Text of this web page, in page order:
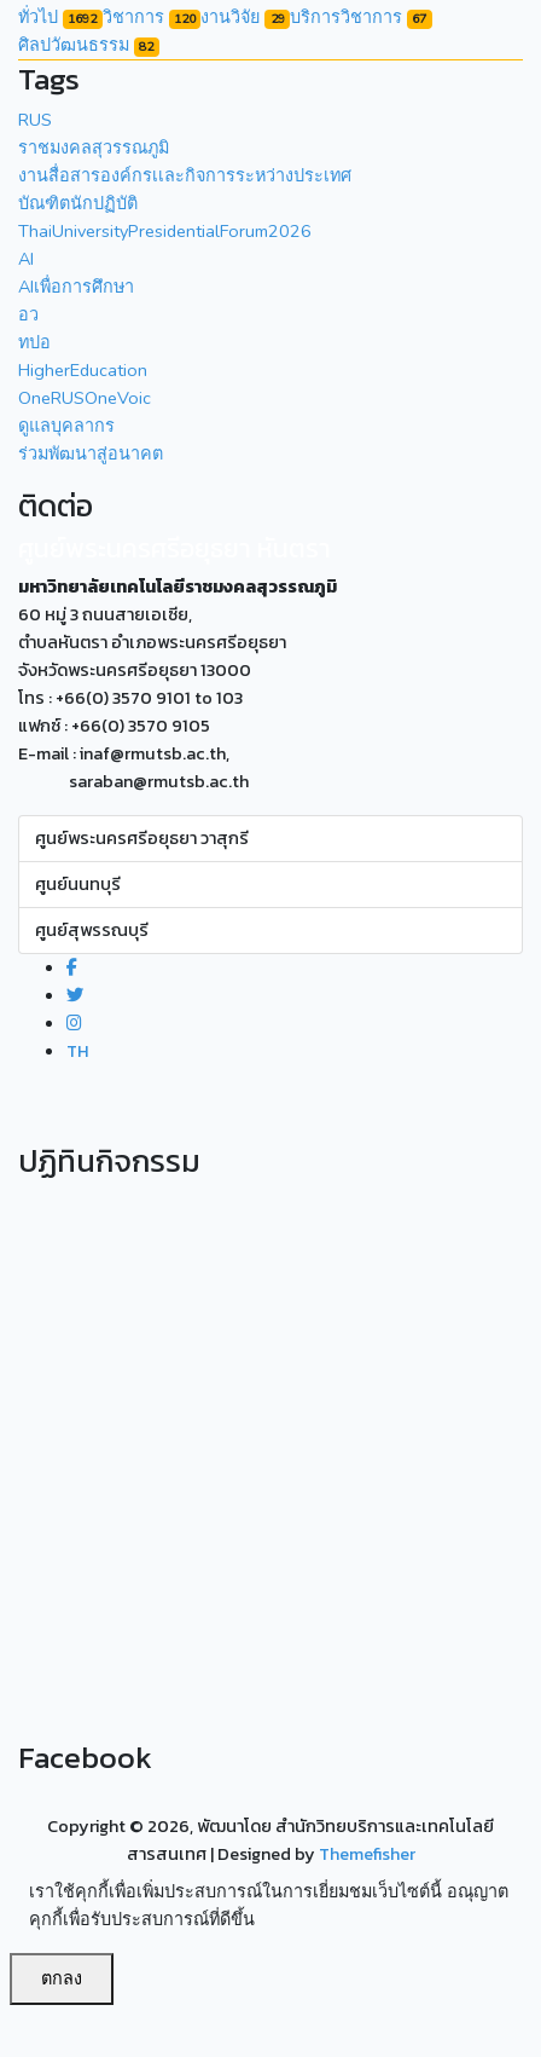
ทั่วไป 1692 วิชาการ 120 งานวิจัย 29 บริการวิชาการ 67
ศิลปวัฒนธรรม 82
Tags
RUS
ราชมงคลสุวรรณภูมิ
งานสื่อสารองค์กรเเละกิจการระหว่างประเทศ
บัณฑิตนักปฏิบัติ
ThaiUniversityPresidentialForum2026
AI
AIเพื่อการศึกษา
อว
ทปอ
HigherEducation
OneRUSOneVoic
ดูแลบุคลากร
ร่วมพัฒนาสู่อนาคต
ติดต่อ
มหาวิทยาลัยเทคโนโลยีราชมงคลสุวรรณภูมิ
60 หมู่ 3 ถนนสายเอเซีย,
ตำบลหันตรา อำเภอพระนครศรีอยุธยา
จังหวัดพระนครศรีอยุธยา 13000
โทร : +66(0) 3570 9101 to 103
แฟกซ์ : +66(0) 3570 9105
E-mail : inaf@rmutsb.ac.th,
saraban@rmutsb.ac.th
ศูนย์พระนครศรีอยุธยา วาสุกรี
ศูนย์นนทบุรี
ศูนย์สุพรรณบุรี
TH
ปฏิทินกิจกรรม
Facebook
Copyright © 2026, พัฒนาโดย สำนักวิทยบริการและเทคโนโลยี
สารสนเทศ| Designed by Themefisher
เราใช้คุกกี้เพื่อเพิ่มประสบการณ์ในการเยี่ยมชมเว็บไซต์นี้ อณุญาต
คุกกี้เพื่อรับประสบการณ์ที่ดีขึ้น
ตกลง